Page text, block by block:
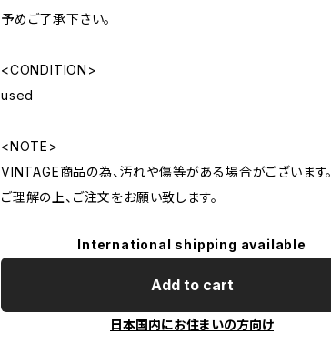
予めご了承下さい。
<CONDITION>
used
<NOTE>
VINTAGE商品の為、汚れや傷等がある場合がございます。
ご理解の上、ご注文をお願い致します。
International shipping available
Add to cart
日本国内にお住まいの方向け